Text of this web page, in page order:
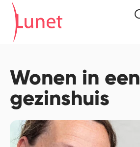
Wonen in een
gezinshuis